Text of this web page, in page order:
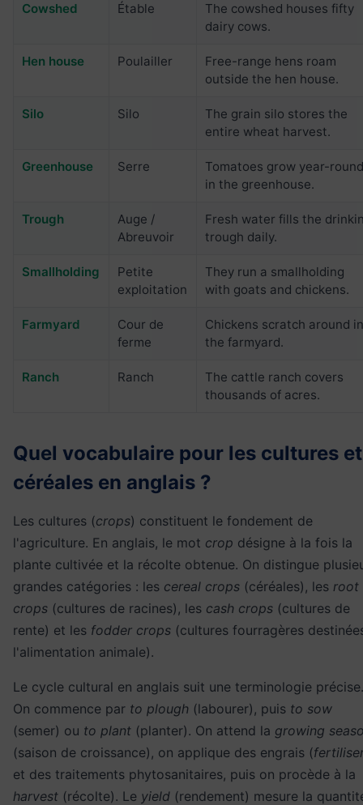
Cowshed Étable
The cowshed houses fifty
dairy cows.
Hen house Poulailler
Free-range hens roam
outside the hen house.
Silo Silo
The grain silo stores the
entire wheat harvest.
Greenhouse Serre
Tomatoes grow year-
in the greenhouse.
Trough
Auge /
Abreuvoir
Fresh water fills the
trough daily.
Smallholding
Petite
exploitation
They run a smallholding
with goats and chickens.
Farmyard
Cour de
ferme
Chickens scratch around
the farmyard.
Ranch Ranch
The cattle ranch covers
thousands of acres.
Quel vocabulaire pour les cultures et
céréales en anglais ?
Les cultures (crops) constituent le fondement de
l'agriculture. En anglais, le mot crop désigne à la fois la
plante cultivée et la récolte obtenue. On distingue
grandes catégories : les cereal crops (céréales), les root
crops (cultures de racines), les cash crops (cultures de
rente) et les fodder crops (cultures fourragères
l'alimentation animale).
Le cycle cultural en anglais suit une terminologie précise.
On commence par to plough (labourer), puis to sow
(semer) ou to plant (planter). On attend la growing
(saison de croissance), on applique des engrais (
et des traitements phytosanitaires, puis on procède à la
harvest (récolte). Le yield (rendement) mesure la